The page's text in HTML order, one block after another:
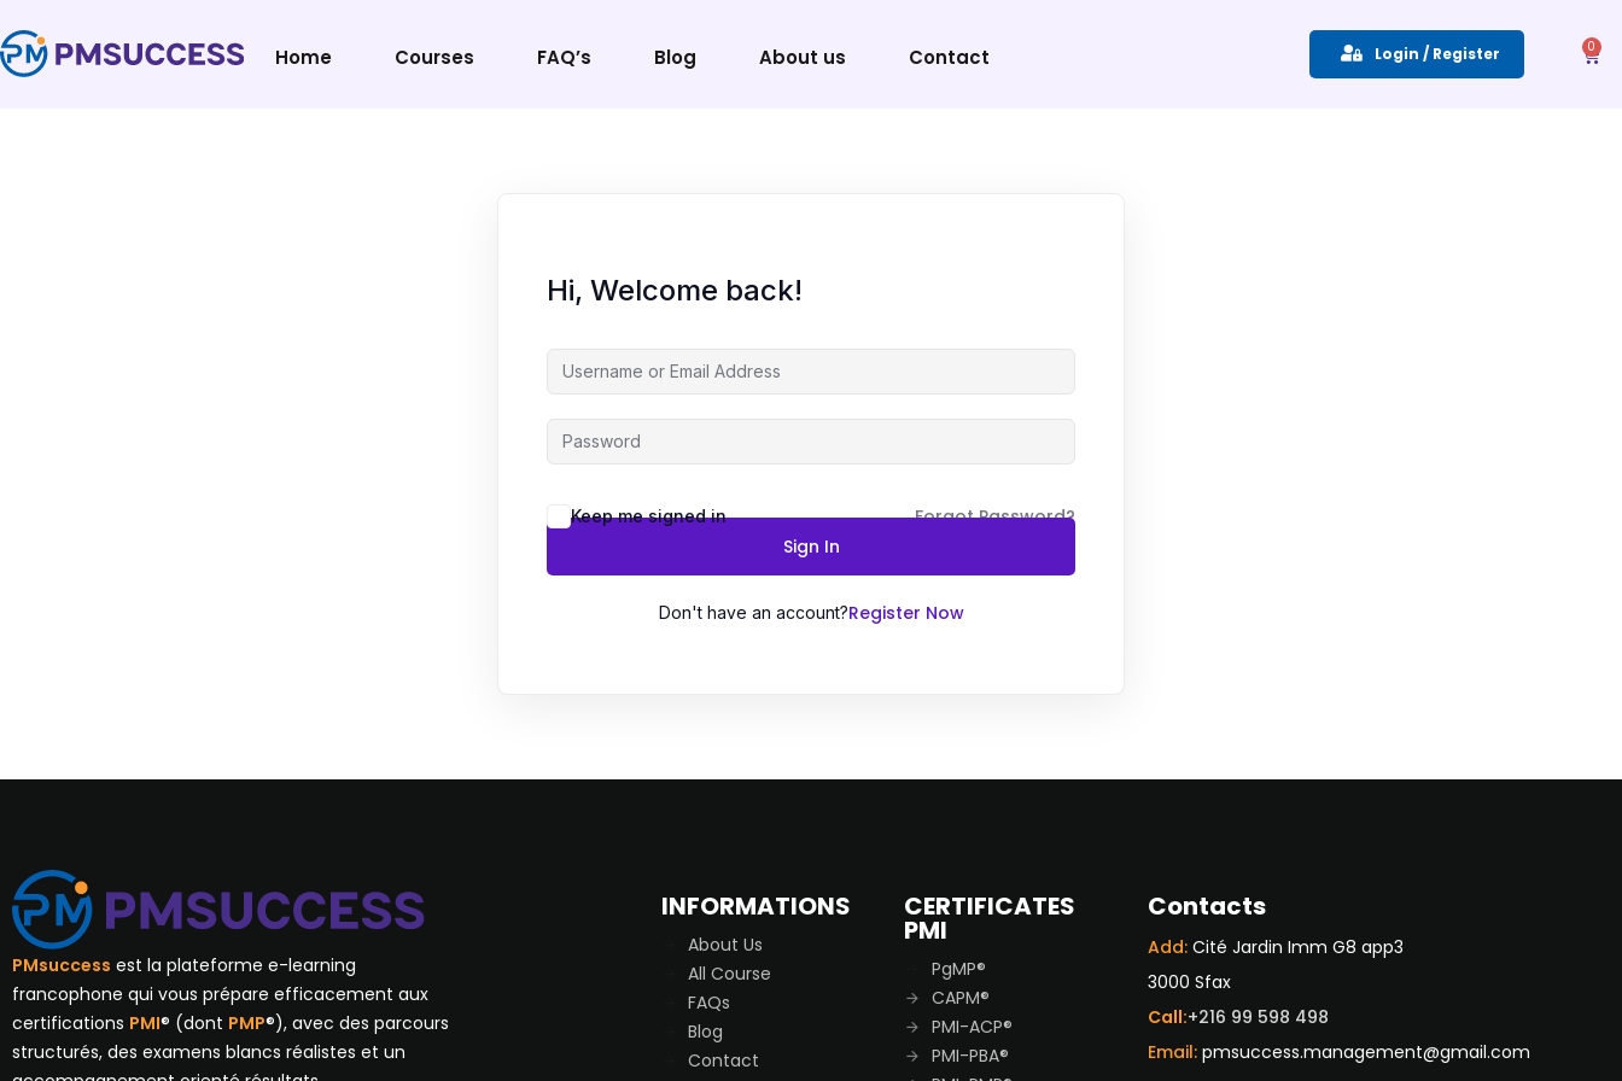
Home Courses FAQ’s Blog About us Contact Login / Register 0
Hi, Welcome back!
Keep me signed in
Forgot Password?
Sign In
Don't have an account?Register Now
PMsuccess est la plateforme e-learning
francophone qui vous prépare efficacement aux
certifications PMI® (dont PMP®), avec des parcours
structurés, des examens blancs réalistes et un
INFORMATIONS
About Us
All Course
FAQs
Blog
Contact
CERTIFICATES
PMI
PgMP®
CAPM®
PMI-ACP®
PMI-PBA®
Contacts
Add:Cité Jardin Imm G8 app3
3000 Sfax
Call:+216 99 598 498
Email: pmsuccess.management@gmail.com
Sign in
Don’t have an account?Sign up
Remember me Lost your password?